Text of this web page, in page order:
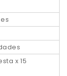
x 15